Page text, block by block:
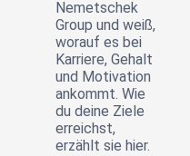
Nemetschek
Group und weiß,
worauf es bei
Karriere, Gehalt
und Motivation
ankommt. Wie
du deine Ziele
erreichst,
erzählt sie hier.